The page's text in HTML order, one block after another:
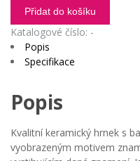
Vodnář
-
Idealista
množství
Přidat do košíku
Katalogové číslo: -
Popis
Specifikace
Popis
Kvalitní keramický hrnek s
vyobrazeným motivem